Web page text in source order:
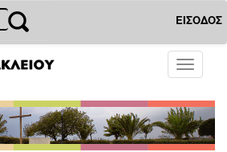
ΕΙΣΟΔΟΣ
Toggle